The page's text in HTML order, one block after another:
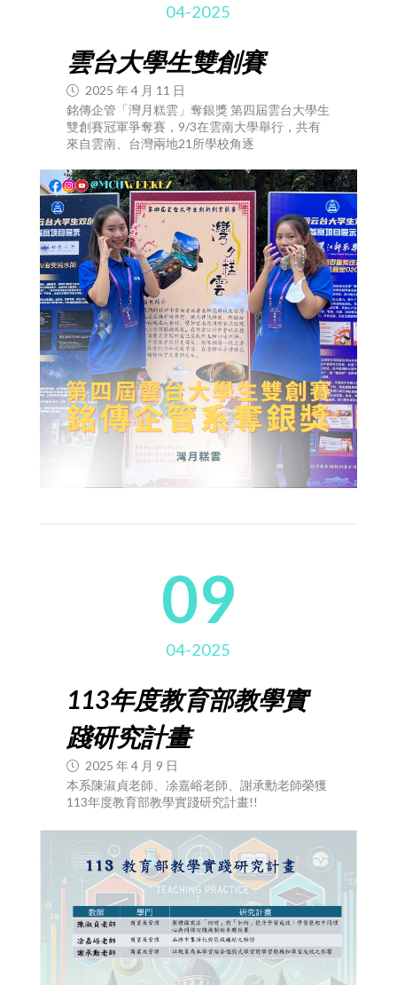
04-2025
雲台大學生雙創賽
2025 年 4 月 11 日
銘傳企管「灣月糕雲」奪銀獎 第四屆雲台大學生
雙創賽冠軍爭奪賽，9/3在雲南大學舉行，共有
來自雲南、台灣兩地21所學校角逐
09
04-2025
113年度教育部教學實
踐研究計畫
2025 年 4 月 9 日
本系陳淑貞老師、凃嘉峪老師、謝承勳老師榮獲
113年度教育部教學實踐研究計畫!!